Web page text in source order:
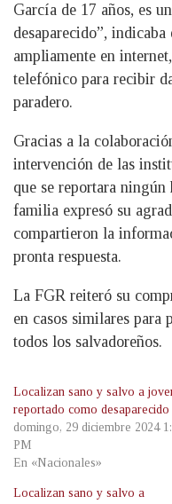
García de 17 años, es
desaparecido”,
ampliamente en
telefónico para recibir
paradero.
Gracias a la
intervención de las
que se reportara
familia expresó su
compartieron la
pronta respuesta.
La FGR reiteró su
en casos similares
todos los salvadoreños.
Localizan sano y salvo a
reportado como desaparecido
domingo, 29 diciembre 2024
PM
En «Nacionales»
Localizan sano y salvo a